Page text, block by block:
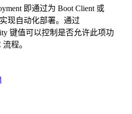
即通过为 Boot Client 或
现自动化部署。通过
键值可以控制是否允许此项功
程。